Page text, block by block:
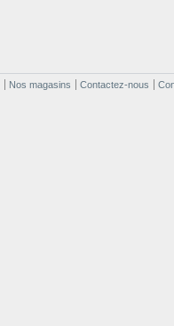
Nos magasins Contactez-nous